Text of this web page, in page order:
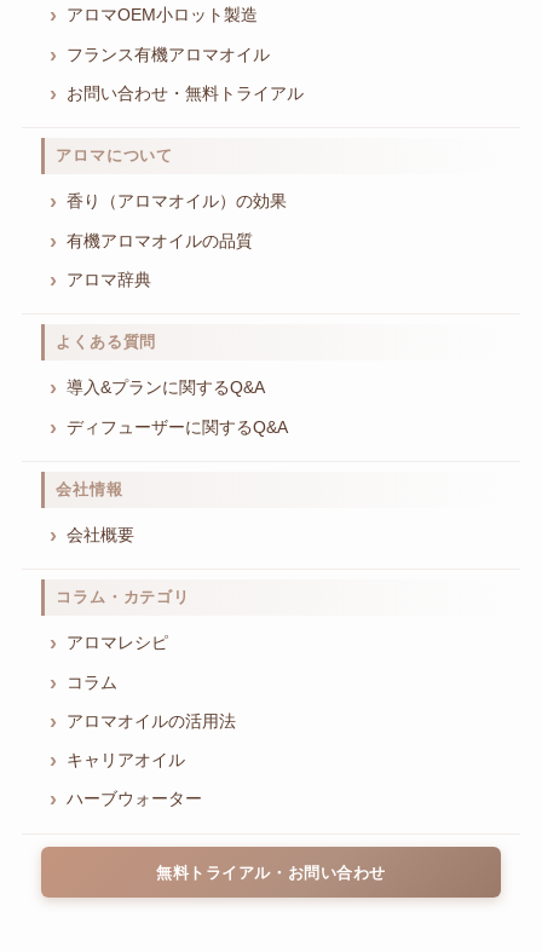
アロマOEM小ロット製造
フランス有機アロマオイル
お問い合わせ・無料トライアル
アロマについて
香り（アロマオイル）の効果
有機アロマオイルの品質
アロマ辞典
よくある質問
導入&プランに関するQ&A
ディフューザーに関するQ&A
会社情報
会社概要
コラム・カテゴリ
アロマレシピ
コラム
アロマオイルの活用法
キャリアオイル
ハーブウォーター
無料トライアル・お問い合わせ